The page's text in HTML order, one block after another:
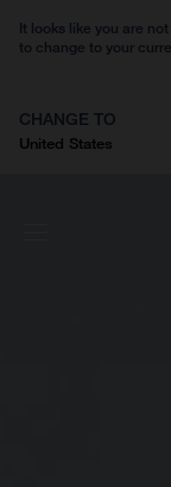
It looks like you are
to change to your
CHANGE TO
United States